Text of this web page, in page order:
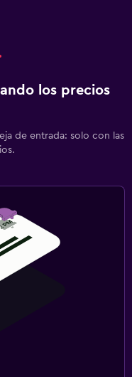
los precios
de entrada: solo con las